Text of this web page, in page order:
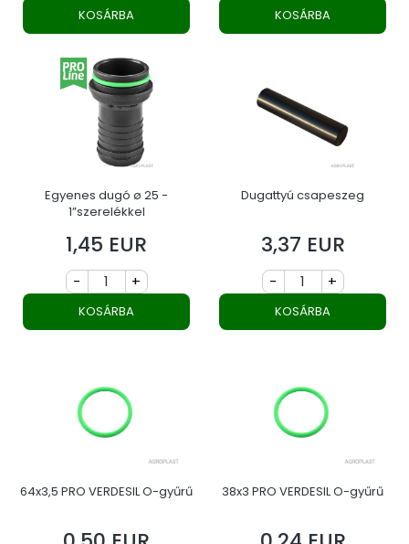
KOSÁRBA KOSÁRBA
Egyenes dugó ø 25 -
1”szerelékkel
Ár
1,45 EUR
- +
KOSÁRBA
Dugattyú csapeszeg
Ár
3,37 EUR
- +
KOSÁRBA
64x3,5 PRO VERDESIL O-gyűrű
Ár
38x3 PRO VERDESIL O-gyűrű
Ár